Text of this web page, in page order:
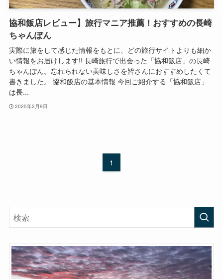
協和飯店レビュー】旅行マニア推薦！おすすめの長崎
ちゃんぽん
実際に旅をして感じた情報をもとに、どの旅行サイトよりも細か
い情報をお届けします!! 長崎旅行で出会った「協和飯店」の長崎
ちゃんぽん。忘れられない美味しさを皆さんにおすすめしたくて
書きました。 協和飯店の基本情報 今回ご紹介する「協和飯店」
は長...
2025年2月9日
1